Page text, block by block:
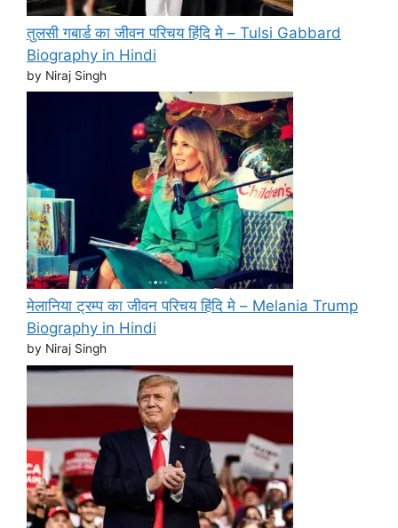
तुलसी गबार्ड का जीवन परिचय हिंदि मे – Tulsi Gabbard
Biography in Hindi
by Niraj Singh
मेलानिया ट्रम्प का जीवन परिचय हिंदि मे – Melania Trump
Biography in Hindi
by Niraj Singh